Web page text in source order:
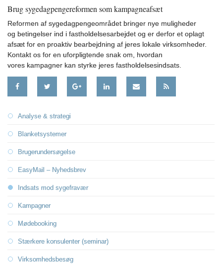
4.4:
Digital
kommunikation
4.5:
Events
4.6:
Film
4.7:
Kampagner
4.8:
Public
Relations
4.9:
Tekst
5.0:
Brug sygedagpengereformen som kampagneafsæt
Reformen af sygedagpengeområdet bringer nye muligheder
og betingelser ind i fastholdelsesarbejdet og er derfor et oplagt
afsæt for en proaktiv bearbejdning af jeres lokale virksomheder.
Kontakt os for en uforpligtende snak om, hvordan
vores kampagner kan styrke jeres fastholdelsesindsats.
13.2:
Analyse & strategi
13.3:
Blanketsystemer
13.4:
Brugerundersøgelse
13.5:
EasyMail – Nyhedsbrev
13.6:
Indsats mod sygefravær
13.7:
Kampagner
13.8:
Mødebooking
13.9:
Stærkere konsulenter (seminar)
13.10:
Virksomhedsbesøg